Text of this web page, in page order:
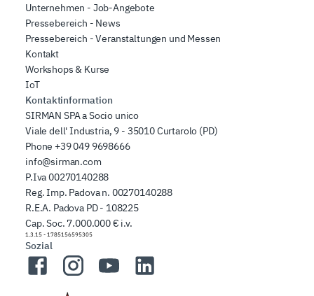
Unternehmen - Job-Angebote
Pressebereich - News
Pressebereich - Veranstaltungen und Messen
Kontakt
Workshops & Kurse
IoT
Kontaktinformation
SIRMAN SPA a Socio unico
Viale dell' Industria, 9 - 35010 Curtarolo (PD)
Phone +39 049 9698666
info@sirman.com
P.Iva 00270140288
Reg. Imp. Padova n. 00270140288
R.E.A. Padova PD - 108225
Cap. Soc. 7.000.000 € i.v.
1.3.15 - 1785156595305
Sozial
FacebookInstagramYouTubeLinkedIn